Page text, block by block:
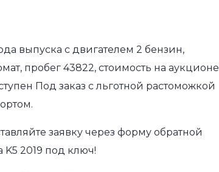
выпуска с двигателем 2 бензин,
пробег 43822, стоимость на аукционе
Под заказ с льготной растоможкой
заявку через форму обратной
K5 2019 под ключ!